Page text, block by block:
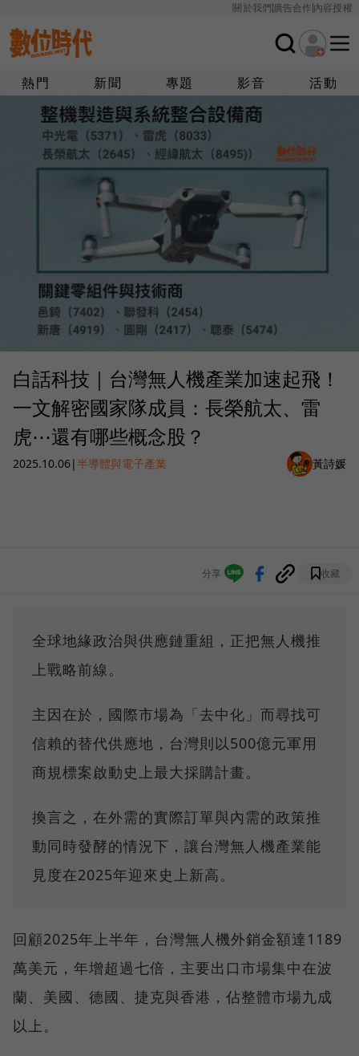
關於我們廣告合作內容授權
熱門 新聞 專題 影音 活動
白話科技｜台灣無人機產業加速起飛！
一文解密國家隊成員：長榮航太、雷
虎⋯還有哪些概念股？
2025.10.06|半導體與電子產業 黃詩媛
分享 收藏
全球地緣政治與供應鏈重組，正把無人機推
上戰略前線。
主因在於，國際市場為「去中化」而尋找可
信賴的替代供應地，台灣則以500億元軍用
商規標案啟動史上最大採購計畫。
換言之，在外需的實際訂單與內需的政策推
動同時發酵的情況下，讓台灣無人機產業能
見度在2025年迎來史上新高。
回顧2025年上半年，台灣無人機外銷金額達1189
萬美元，年增超過七倍，主要出口市場集中在波
蘭、美國、德國、捷克與香港，佔整體市場九成
以上。